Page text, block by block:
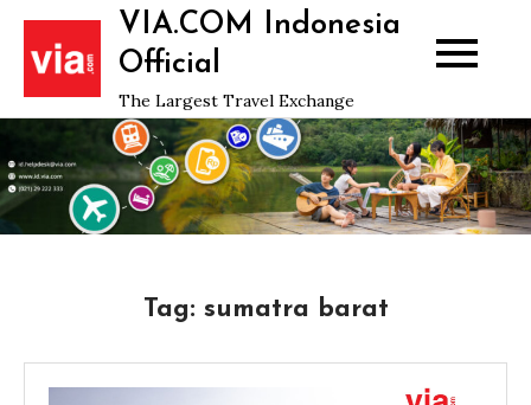
Skip
content
VIA.COM Indonesia
Official
The Largest Travel Exchange
Tag: sumatra barat